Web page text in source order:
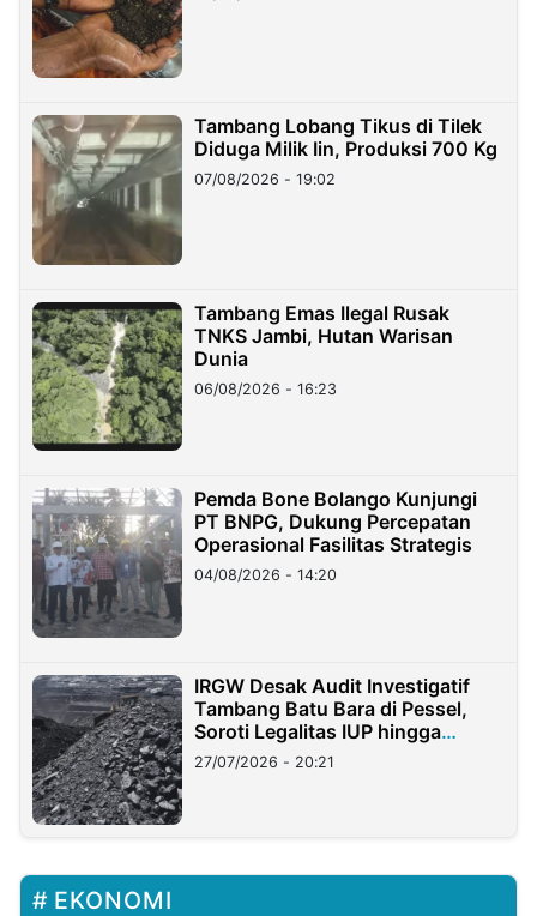
Tambang Lobang Tikus di Tilek
Diduga Milik Iin, Produksi 700 Kg
07/08/2026 - 19:02
Tambang Emas Ilegal Rusak
TNKS Jambi, Hutan Warisan
Dunia
06/08/2026 - 16:23
Pemda Bone Bolango Kunjungi
PT BNPG, Dukung Percepatan
Operasional Fasilitas Strategis
04/08/2026 - 14:20
IRGW Desak Audit Investigatif
Tambang Batu Bara di Pessel,
Soroti Legalitas IUP hingga
Stockpile
27/07/2026 - 20:21
EKONOMI